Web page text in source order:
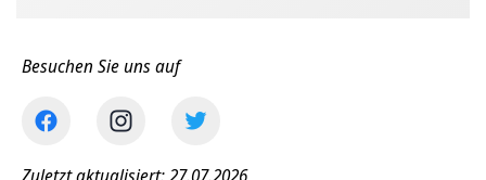
Besuchen Sie uns auf